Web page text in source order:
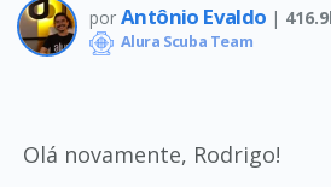
por Antônio Evaldo |
Alura Scuba Team
Olá novamente, Rodrigo!